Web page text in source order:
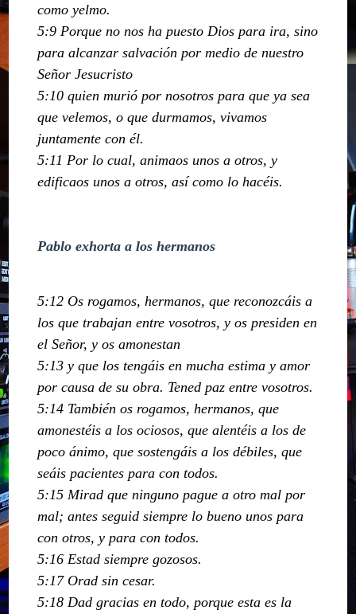
como yelmo.
5:9 Porque no nos ha puesto Dios para ira, sino
para alcanzar salvación por medio de nuestro
Señor Jesucristo
5:10 quien murió por nosotros para que ya sea
que velemos, o que durmamos, vivamos
juntamente con él.
5:11 Por lo cual, animaos unos a otros, y
edificaos unos a otros, así como lo hacéis.
Pablo exhorta a los hermanos
5:12 Os rogamos, hermanos, que reconozcáis a
los que trabajan entre vosotros, y os presiden en
el Señor, y os amonestan
5:13 y que los tengáis en mucha estima y amor
por causa de su obra. Tened paz entre vosotros.
5:14 También os rogamos, hermanos, que
amonestéis a los ociosos, que alentéis a los de
poco ánimo, que sostengáis a los débiles, que
seáis pacientes para con todos.
5:15 Mirad que ninguno pague a otro mal por
mal; antes seguid siempre lo bueno unos para
con otros, y para con todos.
5:16 Estad siempre gozosos.
5:17 Orad sin cesar.
5:18 Dad gracias en todo, porque esta es la